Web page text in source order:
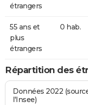
étrangers
55 ans et
plus
étrangers
0 hab.
Répartition des
Données 2022
l'Insee)